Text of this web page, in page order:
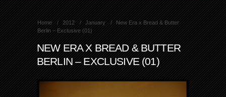
Home 2012 January
New Era x Bread & Butter
Berlin – Exclusive (01)
NEW ERA X BREAD & BUTTER
BERLIN – EXCLUSIVE (01)